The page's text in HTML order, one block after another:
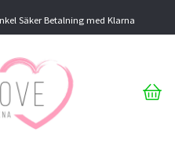
Säker Betalning med Klarna